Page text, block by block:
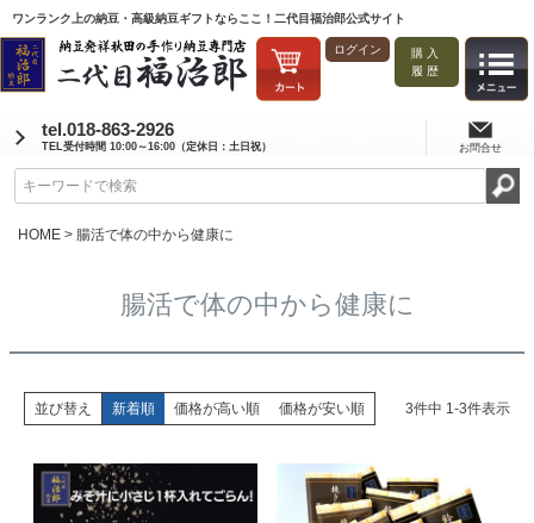
ワンランク上の納豆・高級納豆ギフトならここ！二代目福治郎公式サイト
ログイン
購入
履歴
tel.018-863-2926
TEL受付時間 10:00～16:00（定休日：土日祝） お問合せ
HOME 腸活で体の中から健康に
腸活で体の中から健康に
並び替え 新着順 価格が高い順 価格が安い順 3件中 1-3件表示